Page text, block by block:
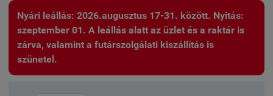
Nyári leállás: 2026.augusztus 17-31. között. Nyitás:
szeptember 01. A leállás alatt az üzlet és a raktár is
zárva, valamint a futárszolgálati kiszállítás is
szünetel.